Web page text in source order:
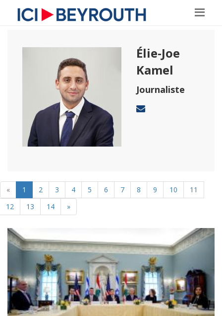
Élie-Joe
Kamel
Journaliste
« 1 2 3 4 5 6 7 8 9 10
11
12
13 14 »